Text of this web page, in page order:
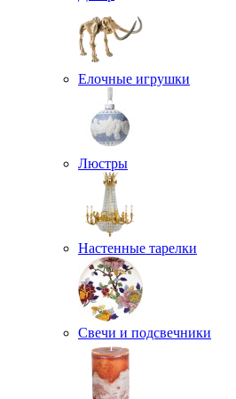
Елочные игрушки
Люстры
Настенные тарелки
Свечи и подсвечники